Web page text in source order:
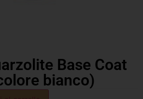
Base Coat
bianco)